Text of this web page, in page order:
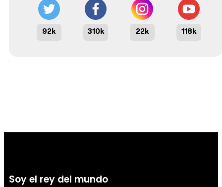
92k 310k 22k 118k
Soy el rey del mundo